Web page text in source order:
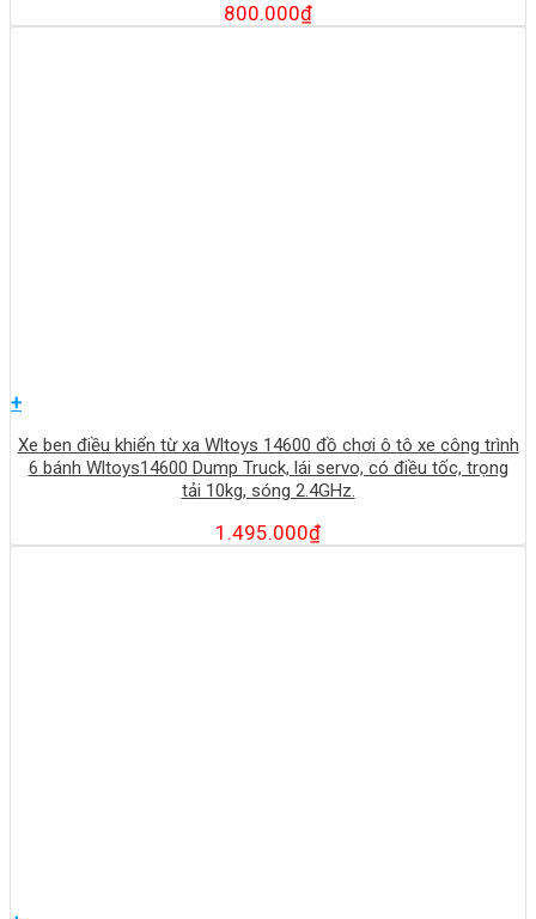
800.000₫
+
Xe ben điều khiển từ xa Wltoys 14600 đồ chơi ô tô xe công trình
6 bánh Wltoys14600 Dump Truck, lái servo, có điều tốc, trọng
tải 10kg, sóng 2.4GHz.
1.495.000₫